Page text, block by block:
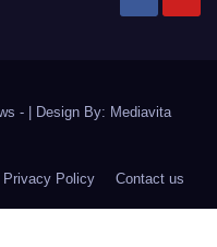
- Design By: Mediavita
Privacy Policy Contact us